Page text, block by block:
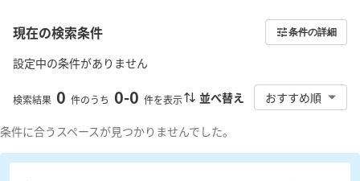
現在の検索条件 条件の詳細
設定中の条件がありません
検索結果 0 件のうち 0-0 件を表示 並べ替え おすすめ順
条件に合うスペースが見つかりませんでした。